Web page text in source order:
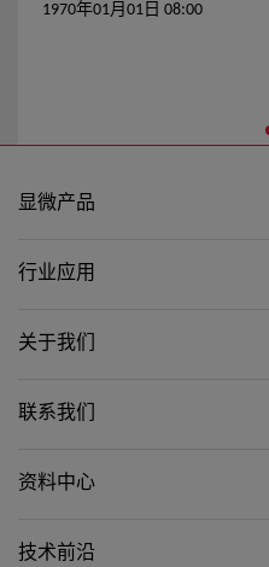
1970年01月01日 08:00
显微产品
行业应用
关于我们
联系我们
资料中心
技术前沿